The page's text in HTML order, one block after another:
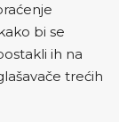
bi se
ih na
trećih